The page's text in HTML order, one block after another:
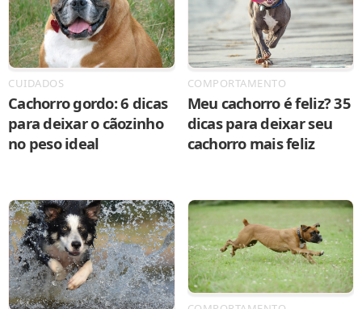
CUIDADOS
Cachorro gordo: 6 dicas
para deixar o cãozinho
no peso ideal
COMPORTAMENTO
Meu cachorro é feliz? 35
dicas para deixar seu
cachorro mais feliz